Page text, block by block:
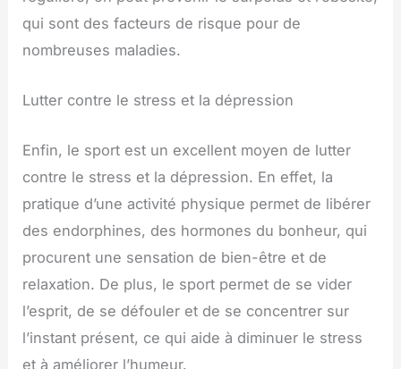
qui sont des facteurs de risque pour de
nombreuses maladies.
Lutter contre le stress et la dépression
Enfin, le sport est un excellent moyen de lutter
contre le stress et la dépression. En effet, la
pratique d’une activité physique permet de libérer
des endorphines, des hormones du bonheur, qui
procurent une sensation de bien-être et de
relaxation. De plus, le sport permet de se vider
l’esprit, de se défouler et de se concentrer sur
l’instant présent, ce qui aide à diminuer le stress
et à améliorer l’humeur.